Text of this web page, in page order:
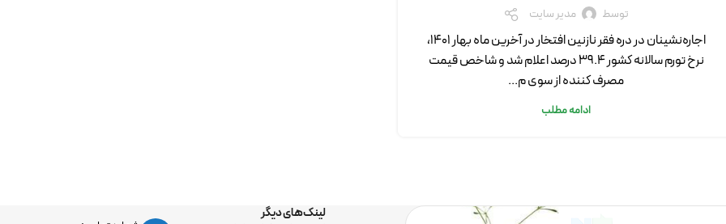
توسط مدیر سایت
اجاره‌نشینان در دره فقر نازنین افتخار در آخرین ماه بهار 1401،
نرخ تورم سالانه کشور 39.4 درصد اعلام شد و شاخص قیمت
مصرف کننده از سوی م...
ادامه مطلب
لینک‌های دیگر